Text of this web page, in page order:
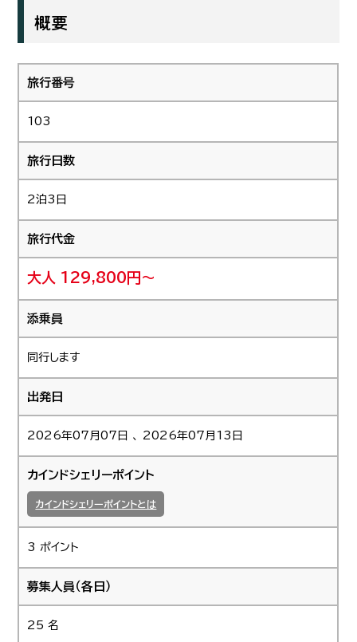
概要
旅行番号
103
旅行日数
2泊3日
旅行代金
大人 129,800円～
添乗員
同行します
出発日
2026年07月07日 、 2026年07月13日
カインドシェリーポイント
カインドシェリーポイントとは
3 ポイント
募集人員（各日）
25 名